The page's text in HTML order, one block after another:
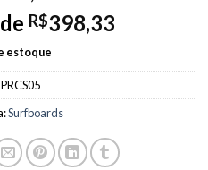
R$398,33
estoque
PRCS05
Surfboards